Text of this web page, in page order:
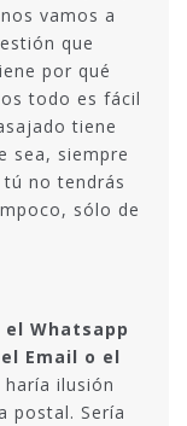
vamos a
que
por qué
todo es fácil
tiene
sea, siempre
no tendrás
sólo de
Whatsapp
Email o el
ilusión
postal. Sería